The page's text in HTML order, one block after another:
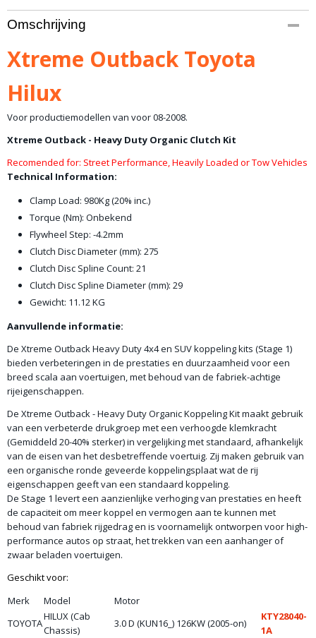
Productcode
10-1459
Productcode leverancier
KTY28040-1A
12,00 Kg
Omschrijving
Xtreme Outback Toyota
Hilux
Voor productiemodellen van voor 08-2008.
Xtreme Outback - Heavy Duty Organic Clutch Kit
Recomended for: Street Performance, Heavily Loaded or Tow Vehicles
Technical Information:
Clamp Load: 980Kg (20% inc.)
Torque (Nm): Onbekend
Flywheel Step: -4.2mm
Clutch Disc Diameter (mm): 275
Clutch Disc Spline Count: 21
Clutch Disc Spline Diameter (mm): 29
Gewicht: 11.12 KG
Aanvullende informatie:
De Xtreme Outback Heavy Duty 4x4 en SUV koppeling kits (Stage 1)
bieden verbeteringen in de prestaties en duurzaamheid voor een
breed scala aan voertuigen, met behoud van de fabriek-achtige
rijeigenschappen.
De Xtreme Outback - Heavy Duty Organic Koppeling Kit maakt gebruik
van een verbeterde drukgroep met een verhoogde klemkracht
(Gemiddeld 20-40% sterker) in vergelijking met standaard, afhankelijk
van de eisen van het desbetreffende voertuig. Zij maken gebruik van
een organische ronde geveerde koppelingsplaat wat de rij
eigenschappen geeft van een standaard koppeling.
De Stage 1 levert een aanzienlijke verhoging van prestaties en heeft
de capaciteit om meer koppel en vermogen aan te kunnen met
behoud van fabriek rijgedrag en is voornamelijk ontworpen voor high-
performance autos op straat, het trekken van een aanhanger of
zwaar beladen voertuigen.
Geschikt voor:
Merk
Model
Motor
TOYOTA
HILUX (Cab
Chassis)
3.0 D (KUN16_) 126KW (2005-on)
KTY28040-
1A